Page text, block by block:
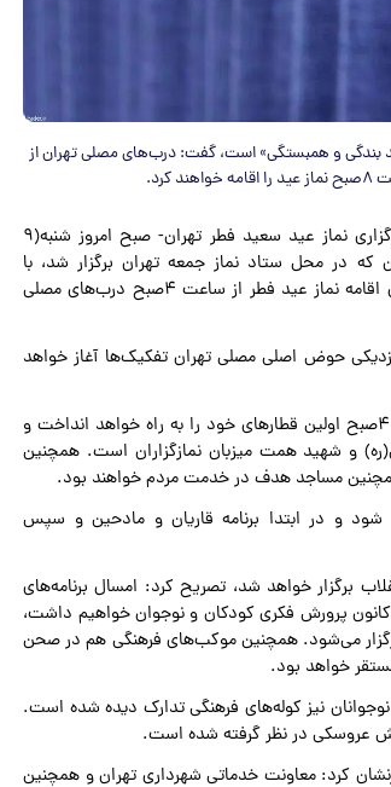
بندگی و همبستگی» است، گفت: درب‌های مصلی تهران از
به گزارش پارسینه؛ حجت‌الاسلام والمسلمین علی نوری -رییس ستاد برگزاری نماز عید سعید فطر تهران- صبح امروز شنبه(۹
در محل ستاد نماز جمعه تهران برگزار شد، با
توضیحاتی در مورد چگونگی برگزاری نماز عید سعید فطر اظهار کرد: برای اقامه نماز عید فطر از ساعت ۴صبح درب‌های مصلی
حوض اصلی مصلی تهران تفکیک‌ها آغاز خواهد
رییس ستاد برگزاری نماز عید سعید فطر تهران بیان کرد: مترو تهران از ۴صبح اولین قطارهای خود را به راه خواهد انداخت و
و شهید همت میزبان نمازگزاران است. همچنین
جایگاه اصلی نماز از ۶:۳۰ صبح آغاز می شود و در ابتدا برنامه قاریان و مادحین و سپس
به امامت رهبر معظم انقلاب برگزار خواهد شد، تصریح کرد: امسال برنامه‌های
پرورش فکری کودکان و نوجوان خواهیم داشت،
می‌شود. همچنین موکب‌های فرهنگی هم در صحن
خواهد بود.
نیز کوله‌های فرهنگی تدارک دیده شده است.
عروسکی در نظر گرفته شده است.
کرد: معاونت خدماتی شهرداری تهران و همچنین